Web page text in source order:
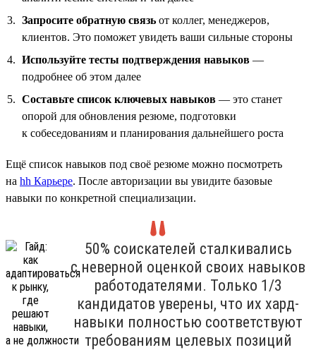
Запросите обратную связь от коллег, менеджеров,
клиентов. Это поможет увидеть ваши сильные стороны
Используйте тесты подтверждения навыков —
подробнее об этом далее
Составьте список ключевых навыков — это станет
опорой для обновления резюме, подготовки
к собеседованиям и планирования дальнейшего роста
Ещё список навыков под своё резюме можно посмотреть
на hh Карьере. После авторизации вы увидите базовые
навыки по конкретной специализации.
50% соискателей сталкивались
с неверной оценкой своих навыков
работодателями. Только 1/3
кандидатов уверены, что их хард-
навыки полностью соответствуют
требованиям целевых позиций